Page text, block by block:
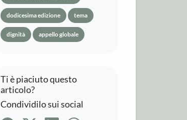
Ti è piaciuto questo
articolo?
Condividilo sui social
dodicesima edizione tema
dignità appello globale